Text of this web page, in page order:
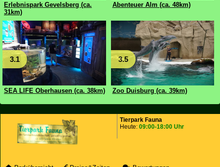
Erlebnispark Gevelsberg (ca.
31km)
Abenteuer Alm (ca. 48km)
3.1
SEA LIFE Oberhausen (ca. 38km)
3.5
Zoo Duisburg (ca. 39km)
Tierpark Fauna
Heute: 09:00-18:00 Uhr